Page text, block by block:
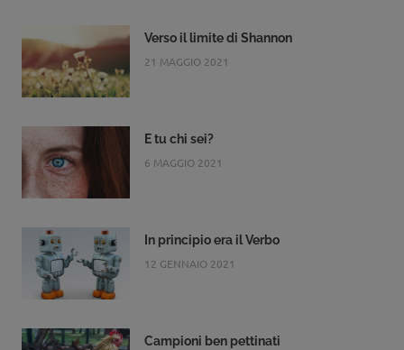
Verso il limite di Shannon
21 MAGGIO 2021
E tu chi sei?
6 MAGGIO 2021
In principio era il Verbo
12 GENNAIO 2021
Campioni ben pettinati